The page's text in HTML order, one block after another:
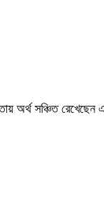
অর্থ সঞ্চিত